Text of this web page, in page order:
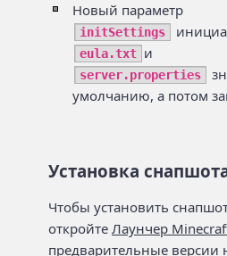
Новый параметр
initSettings
eula.txt и
server.properties
умолчанию, а потом
Установка
Чтобы установить
откройте Лаунчер
предварительные версии